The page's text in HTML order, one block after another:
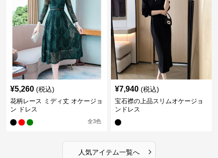
¥5,260 (税込)
花柄レース ミディ丈 オケージョ
ン ドレス
全3色
¥7,940 (税込)
宝石襟の上品スリムオケージョ
ンドレス
人気アイテム一覧へ ›